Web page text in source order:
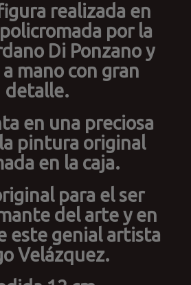
realizada en
por la
Di Ponzano y
mano con gran
detalle.
en una preciosa
pintura original
en la caja.
para el ser
del arte y en
este genial artista
Velázquez.